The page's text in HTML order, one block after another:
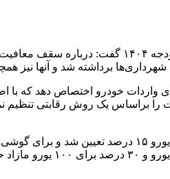
به گزارش همشهری آنلاین،‌ محسن زنگنه در توضیح جلسه امروز
واردات خودرو بود که بانک مرکزی مکلف شد حداقل ۳ میلیارد و ۳۰۰
براساس یک روش رقابتی تنظیم
گمرکی ۳۰ درصد تعیین شد. بطور